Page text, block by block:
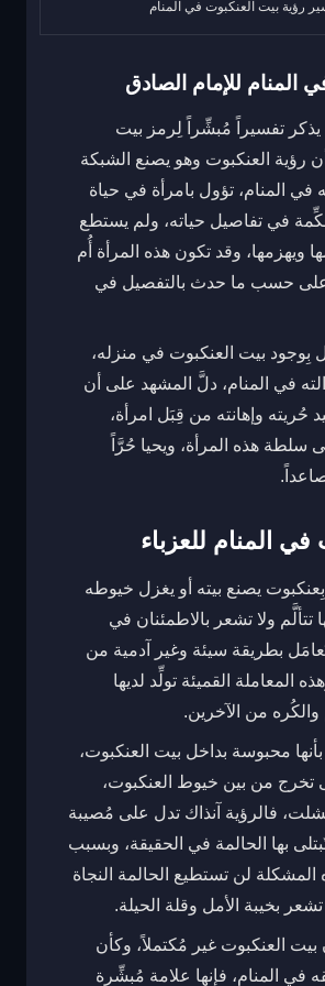
رؤية بيت العنكبوت في المنام
المنام للإمام الصادق
يذكر تفسيراً مُبشِّراً لِرمز بيت
رؤية العنكبوت وهو يصنع الشبكة
في المنام، تؤول بامرأة في حياة
في تفاصيل حياته، ولم يستطع
ويهزمها، وقد تكون هذه المرأة أُم
على حسب ما حدث بالتفصيل في
بِوجود بيت العنكبوت في منزله،
في المنام، دلَّ المشهد على أن
حُريته وإهانته من قِبَل امرأة،
هذه المرأة، ويحيا حُرَّاً
المنام للعزباء
يصنع بيته أو يغزل خيوطه
تتألَّم ولا تشعر بالاطمئنان في
تُعامَل بطريقة سيئة وغير آدمية من
المعاملة القميئة تولِّد لديها
من الآخرين.
بأنها محبوسة بداخل بيت العنكبوت،
تخرج من بين خيوط العنكبوت،
فالرؤية آنذاك تدل على مُصيبة
بها الحالمة في الحقيقة، وبسبب
لن تستطيع الحالمة النجاة
تشعر بخيبة الأمل وقلة الحيلة.
بيت العنكبوت غير مُكتملاً، وكأن
في المنام، فإنها علامة مُبشِّرة